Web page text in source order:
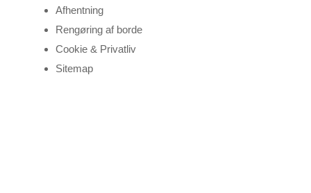
Afhentning
Rengøring af borde
Cookie & Privatliv
Sitemap